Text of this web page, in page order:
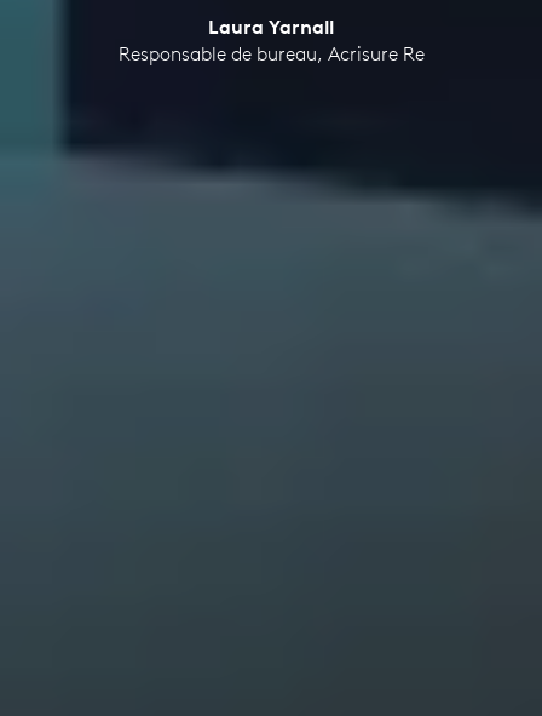
Laura Yarnall
Responsable de bureau, Acrisure Re